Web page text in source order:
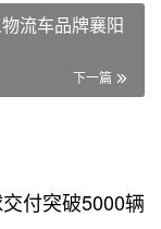
流车品牌襄阳
下一篇
付突破5000辆